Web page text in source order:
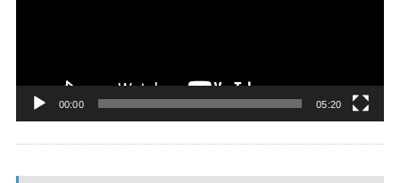
00:00 05:20